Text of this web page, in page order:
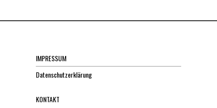
IMPRESSUM
Datenschutzerklärung
KONTAKT